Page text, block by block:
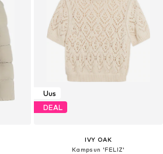
Uus
DEAL
IVY OAK
Kampsun 'FELIZ'